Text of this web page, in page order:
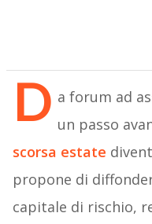
D a forum ad
un passo
scorsa estate
propone di
capitale di rischio,